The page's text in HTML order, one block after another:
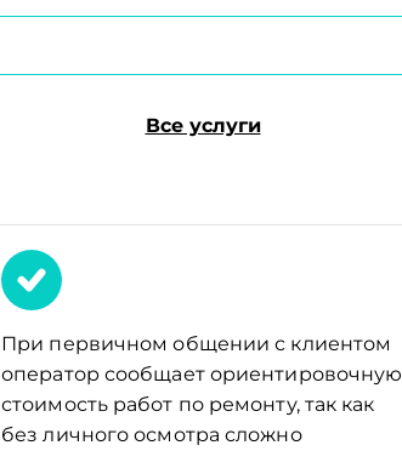
Все услуги
При первичном общении с клиентом
оператор сообщает ориентировочную
стоимость работ по ремонту, так как
без личного осмотра сложно